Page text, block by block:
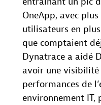
OneApp, avec
utilisateurs en
que comptaient
Dynatrace a aidé
avoir une visibilité
performances de
environnement IT,